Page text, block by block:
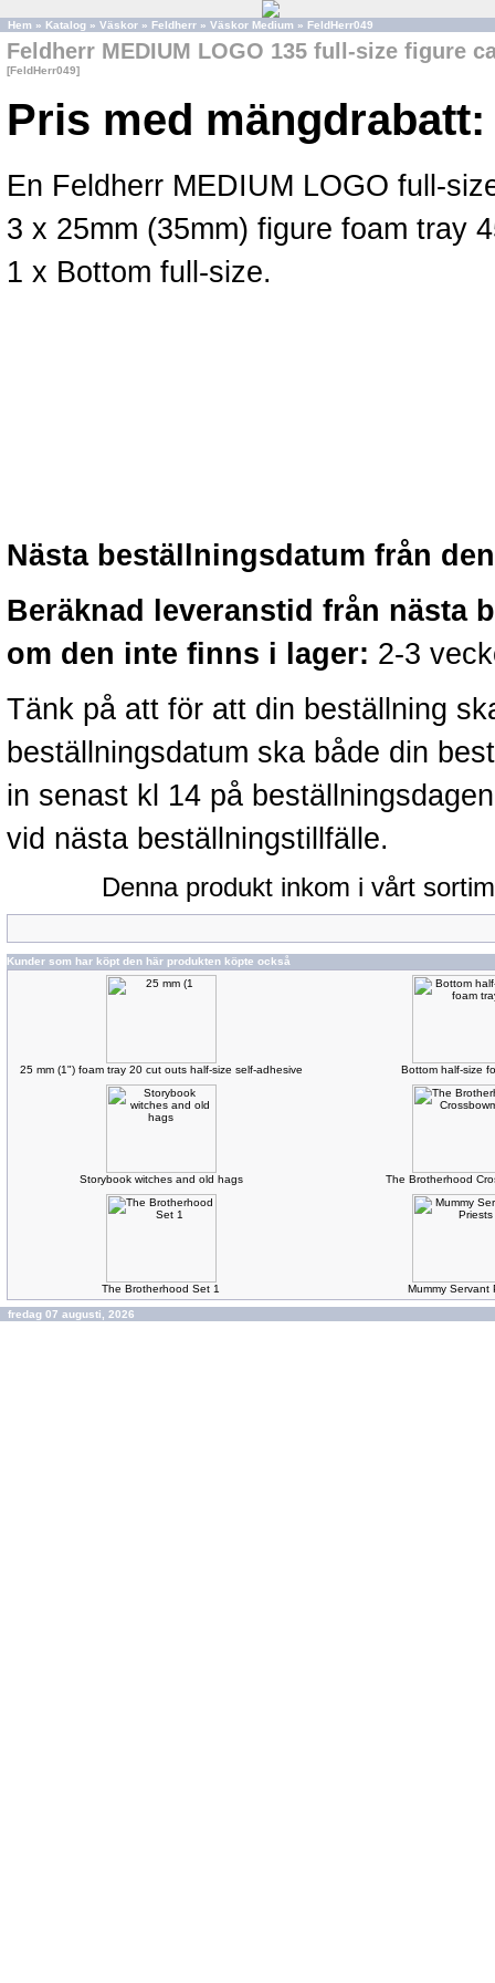
Hem » Katalog » Väskor » Feldherr » Väskor Medium » FeldHerr049
Feldherr MEDIUM LOGO 135 full-size figure
[FeldHerr049]
Pris med mängdrabatt:
En Feldherr MEDIUM LOGO full-
3 x 25mm (35mm) figure foam tray
1 x Bottom full-size.
Nästa beställningsdatum från
Beräknad leveranstid från nästa
om den inte finns i lager: 2-3
Tänk på att för att din beställning
beställningsdatum ska både din
in senast kl 14 på
vid nästa beställningstillfälle.
Denna produkt inkom i vårt
Kunder som har köpt den här produkten köpte också
25 mm (1") foam tray 20 cut outs half-size self-adhesive Bottom half-size
Storybook witches and old hags The Brotherhood
The Brotherhood Set 1 Mummy Servant
fredag 07 augusti, 2026